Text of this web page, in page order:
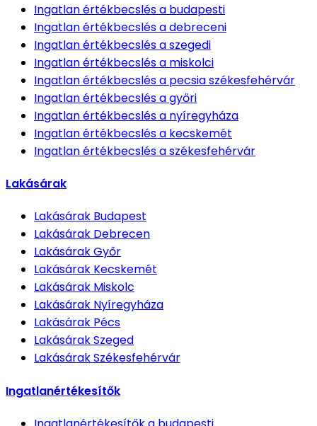
Ingatlan értékbecslésa budapesti
Ingatlan értékbecslésa debreceni
Ingatlan értékbecslésa szegedi
Ingatlan értékbecslésa miskolci
Ingatlan értékbecslésa pecsia székesfehérvár
Ingatlan értékbecslésa győri
Ingatlan értékbecslésa nyíregyháza
Ingatlan értékbecslésa kecskemét
Ingatlan értékbecslésa székesfehérvár
Lakásárak
Lakásárak Budapest
Lakásárak Debrecen
LakásárakGyőr
Lakásárak Kecskemét
Lakásárak Miskolc
Lakásárak Nyíregyháza
Lakásárak Pécs
LakásárakSzeged
LakásárakSzékesfehérvár
Ingatlanértékesítők